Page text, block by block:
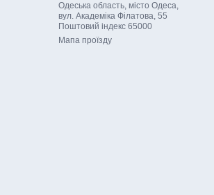
Одеська область, місто Одеса,
вул. Академіка Філатова, 55
Поштовий індекс 65000​​
Мапа проїзду